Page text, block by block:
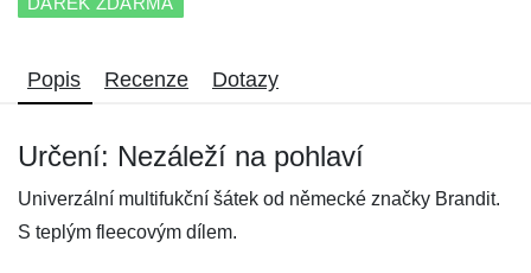
Popis Recenze Dotazy
Určení: Nezáleží na pohlaví
Univerzální multifukční šátek od německé značky Brandit.
S teplým fleecovým dílem.